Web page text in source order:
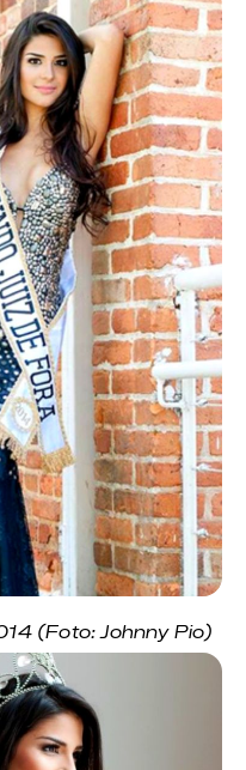
(Foto: Johnny Pio)